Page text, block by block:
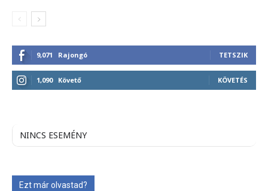
9,071 Rajongó TETSZIK
1,090 Követő KÖVETÉS
NINCS ESEMÉNY
Ezt már olvastad?